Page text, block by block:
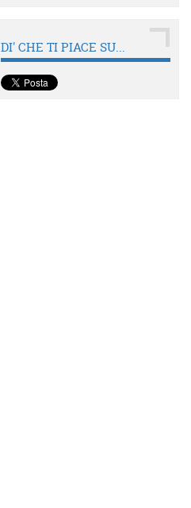
DI' CHE TI PIACE SU...